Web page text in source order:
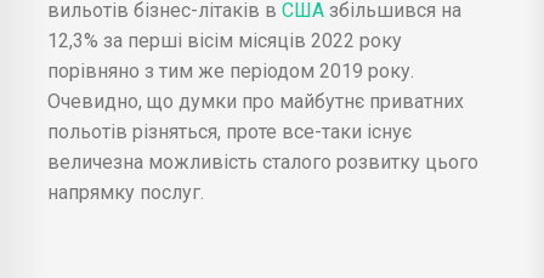
вильотів бізнес-літаків в США збільшився на
12,3% за перші вісім місяців 2022 року
порівняно з тим же періодом 2019 року.
Очевидно, що думки про майбутнє приватних
польотів різняться, проте все-таки існує
величезна можливість сталого розвитку цього
напрямку послуг.